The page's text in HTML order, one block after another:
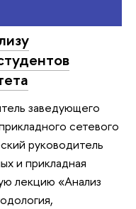
заведующего
сетевого
руководитель
и прикладная
лекцию «Анализ